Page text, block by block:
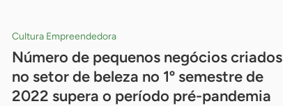
Cultura Empreendedora
Número de pequenos negócios criados
no setor de beleza no 1º semestre de
2022 supera o período pré-pandemia